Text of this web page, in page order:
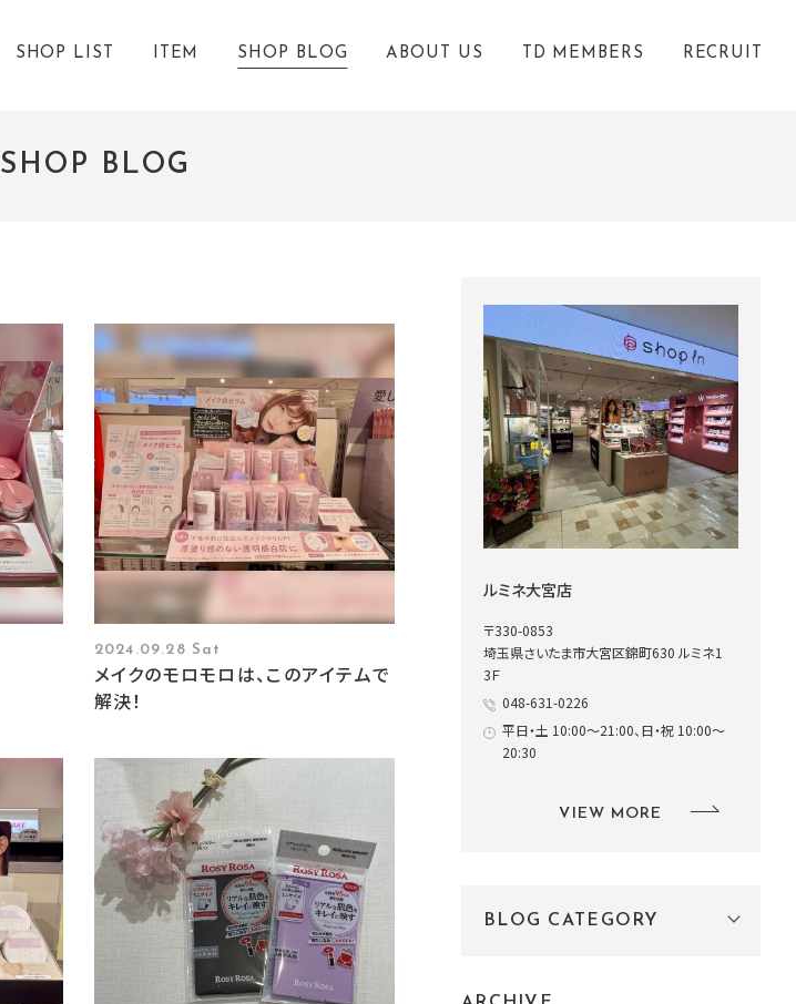
SHOP LIST ITEM SHOP BLOG ABOUT US TD MEMBERS RECRUIT
SHOP BLOG
2024.09.28 Sat
メイクのモロモロは、このアイテムで
解決！
ルミネ大宮店
〒330-0853
埼玉県さいたま市大宮区錦町630 ルミネ1
3Ｆ
048-631-0226
平日・土 10:00～21:00、日・祝 10:00～
20:30
VIEW MORE
BLOG CATEGORY